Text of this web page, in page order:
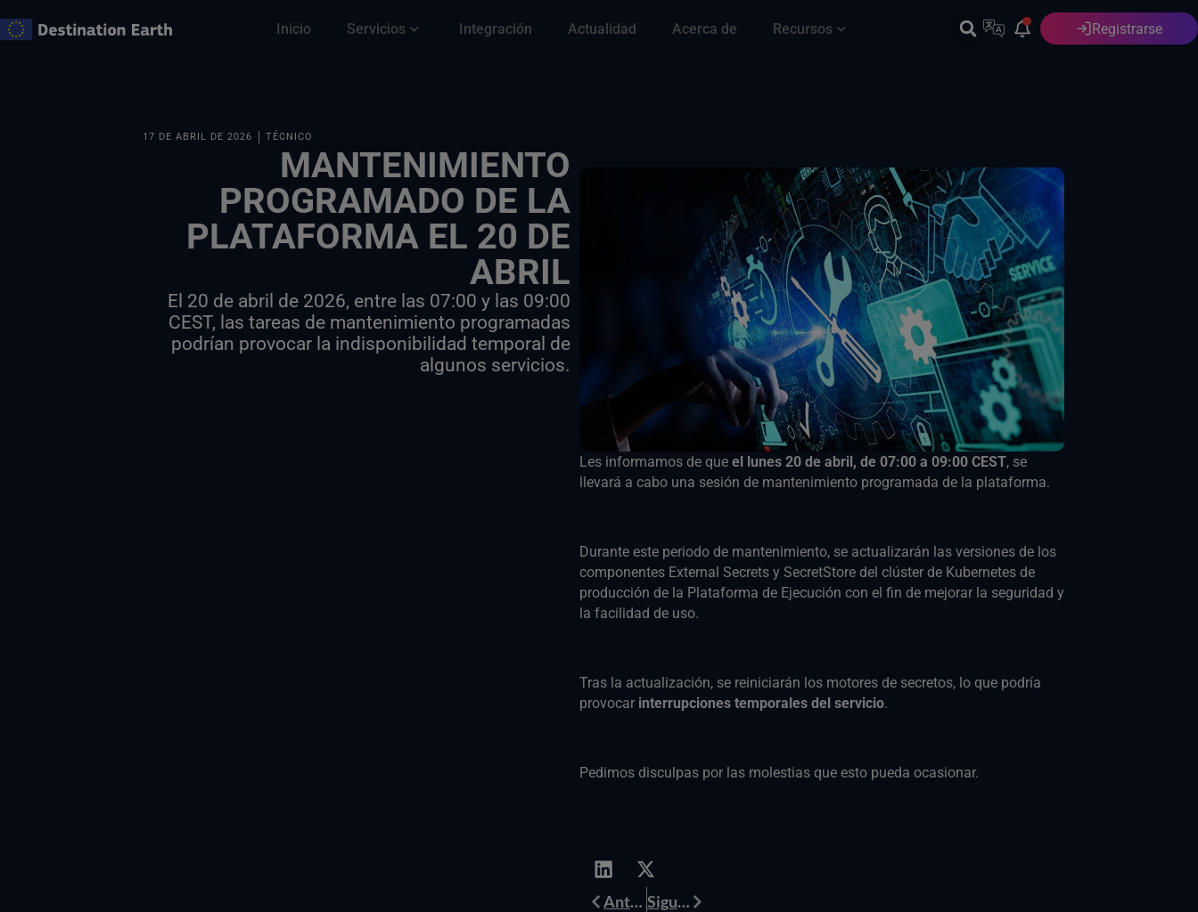
al
Inicio Servicios Integración Actualidad Acerca de Recursos Español Registrarse
17 DE ABRIL DE 2026 TÉCNICO
MANTENIMIENTO
PROGRAMADO DE LA
PLATAFORMA EL 20 DE
ABRIL
El 20 de abril de 2026, entre las 07:00 y las 09:00
CEST, las tareas de mantenimiento programadas
podrían provocar la indisponibilidad temporal de
algunos servicios.
Les informamos de que el lunes 20 de abril, de 07:00 a 09:00 CEST, se
llevará a cabo una sesión de mantenimiento programada de la plataforma.
Durante este periodo de mantenimiento, se actualizarán las versiones de los
componentes External Secrets y SecretStore del clúster de Kubernetes de
producción de la Plataforma de Ejecución con el fin de mejorar la seguridad y
la facilidad de uso.
Tras la actualización, se reiniciarán los motores de secretos, lo que podría
provocar interrupciones temporales del servicio.
Pedimos disculpas por las molestias que esto pueda ocasionar.
AnteriorAnterior Siguiente Siguiente